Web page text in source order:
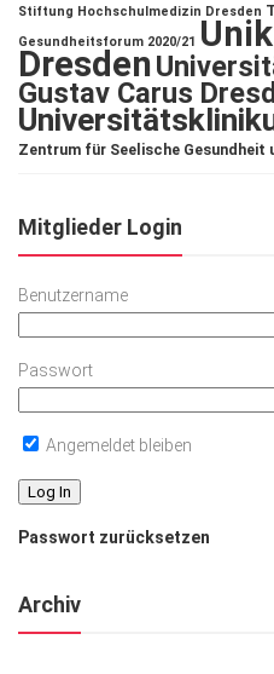
Stiftung Hochschulmedizin Dresden
Gesundheitsforum 2020/21
Dresden
Gustav Carus
Zentrum für Seelische
Mitglieder Login
Benutzername
Passwort
Angemeldet bleiben
Passwort zurücksetzen
Archiv